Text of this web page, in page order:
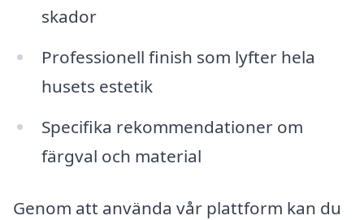
skador
Professionell finish som lyfter hela
husets estetik
Specifika rekommendationer om
färgval och material
Genom att använda vår plattform kan du